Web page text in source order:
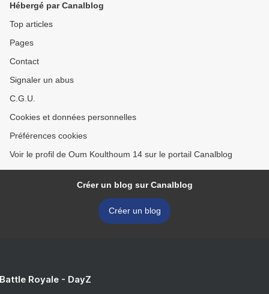
Hébergé par Canalblog
Top articles
Pages
Contact
Signaler un abus
C.G.U.
Cookies et données personnelles
Préférences cookies
Voir le profil de Oum Koulthoum 14 sur le portail Canalblog
Créer un blog sur Canalblog
Créer un blog
Royale - DayZ